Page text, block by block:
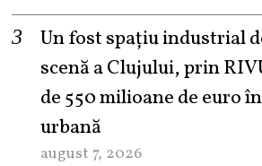
Un fost spațiu industrial
scenă a Clujului, prin
de 550 milioane de euro
urbană
august 7, 2026